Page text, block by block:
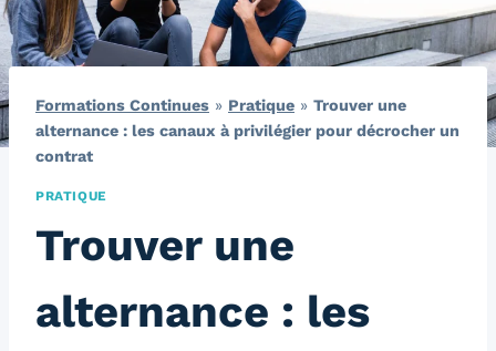
Formations Continues » Pratique » Trouver une
alternance : les canaux à privilégier pour décrocher un
contrat
PRATIQUE
Trouver une
alternance : les